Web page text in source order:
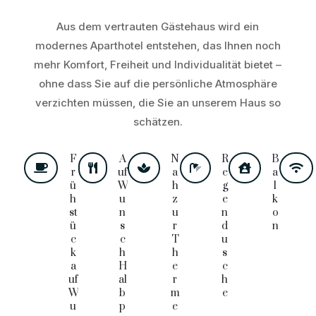
Aus dem vertrauten Gästehaus wird ein
modernes Aparthotel entstehen, das Ihnen noch
mehr Komfort, Freiheit und Individualität bietet –
ohne dass Sie auf die persönliche Atmosphäre
verzichten müssen, die Sie an unserem Haus so
schätzen.

F
r
ü
h
st
ü
c
k
a
uf
W
u

A
uf
W
u
n
s
c
h
H
al
b
p

N
a
h
z
u
r
T
h
e
r
m
e

R
e
g
e
n
d
u
s
c
h
e

B
a
l
k
o
n
